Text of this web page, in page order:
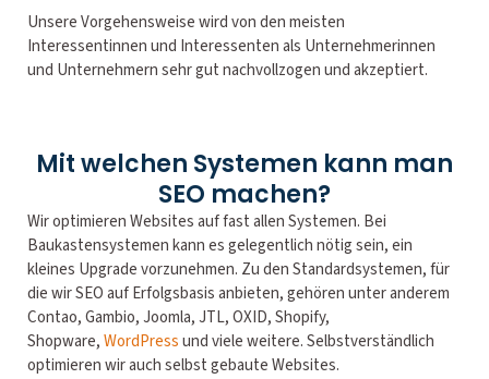
Unsere Vorgehensweise wird von den meisten
Interessentinnen und Interessenten als Unternehmerinnen
und Unternehmern sehr gut nachvollzogen und akzeptiert.
Mit welchen Systemen kann man
SEO machen?
Wir optimieren Websites auf fast allen Systemen. Bei
Baukastensystemen kann es gelegentlich nötig sein, ein
kleines Upgrade vorzunehmen. Zu den Standardsystemen, für
die wir SEO auf Erfolgsbasis anbieten, gehören unter anderem
Contao, Gambio, Joomla, JTL, OXID, Shopify,
Shopware,WordPressund viele weitere. Selbstverständlich
optimieren wir auch selbst gebaute Websites.